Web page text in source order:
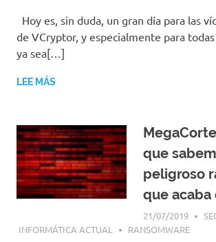
Hoy es, sin duda, un gran día para las
de VCryptor, y especialmente para todas
ya sea[…]
LEE MÁS
que
peligroso
que acaba
21/07/2019
INFORMÁTICA ACTUAL
RANSOMWARE